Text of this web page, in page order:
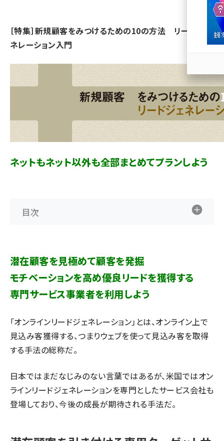
［特集］新規顧客をみつけるための10の方法 リードジェ
ネレーション入門
ネットもネット以外も全部まとめてプランしよう
目次
潜在顧客を見極めて顧客を発掘
モチベーションを高め優良リードを獲得する
専門サービス事業者を利用しよう
「オンラインリードジェネレーション」とは、オンライン上で
見込み客獲得する、つまりウェブを使って見込み客を取得
する手法の総称だ。
日本ではまだなじみのない言葉ではあるが、米国ではオン
ラインリードジェネレーションを専門としたサービス会社も
登場しており、今後の成長が期待される手法だ。